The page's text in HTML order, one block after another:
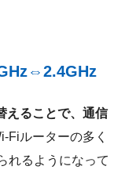
えることで、通信
Fiルーターの多く
れるようになって